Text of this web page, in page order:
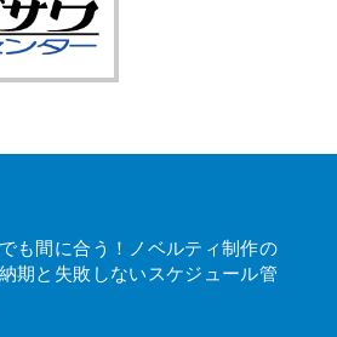
も間に合う！ノベルティ制作の
期と失敗しないスケジュール管